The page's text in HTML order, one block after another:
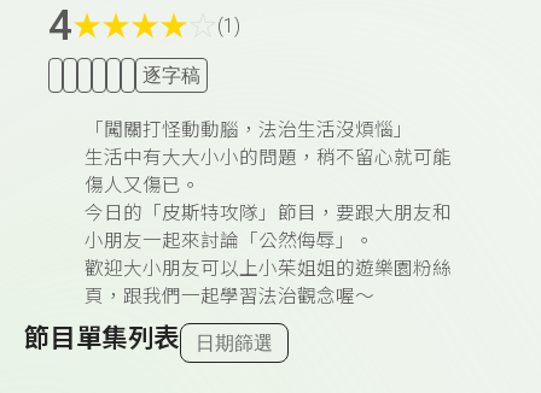
4★★★★ (1)
逐字稿
「闖關打怪動動腦，法治生活沒煩惱」
生活中有大大小小的問題，稍不留心就可能
傷人又傷已。
今日的「皮斯特攻隊」節目，要跟大朋友和
小朋友一起來討論「公然侮辱」。
歡迎大小朋友可以上小茱姐姐的遊樂園粉絲
頁，跟我們一起學習法治觀念喔～
節目單集列表 日期篩選